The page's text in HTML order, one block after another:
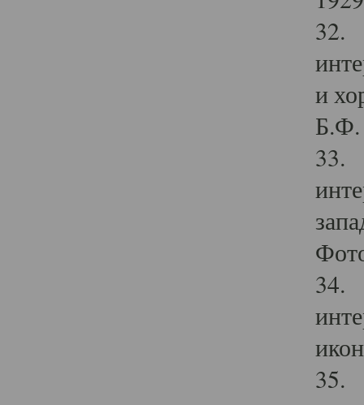
32.
и
Б.Ф.
33.
34.
35.